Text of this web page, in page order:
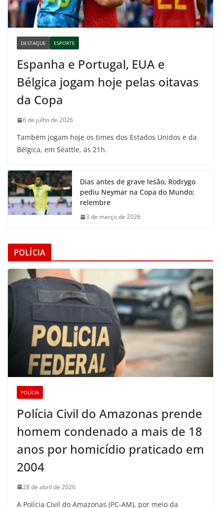
DESTAQUE ESPORTE
Espanha e Portugal, EUA e
Bélgica jogam hoje pelas oitavas
da Copa
6 de julho de 2026
Também jogam hoje os times dos Estados Unidos e da
Bélgica, em Seattle, às 21h.
Dias antes de grave lesão, Rodrygo
pediu Neymar na Copa do Mundo;
relembre
3 de março de 2026
POLÍCIA
POLÍCIA
Polícia Civil do Amazonas prende
homem condenado a mais de 18
anos por homicídio praticado em
2004
28 de abril de 2026
A Polícia Civil do Amazonas (PC-AM), por meio da